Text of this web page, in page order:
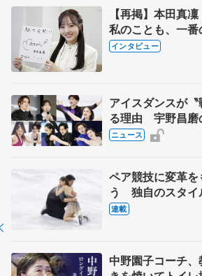
【再掲】本田真
私のことも、一
退時の単独イン
インタビュー
アイスダンスが
る理由 宇野昌磨
実力者が相次い
ニュース
ペア競技に変革
う 独自のスタイ
【引退発表後②】
連載
中野園子コーチ